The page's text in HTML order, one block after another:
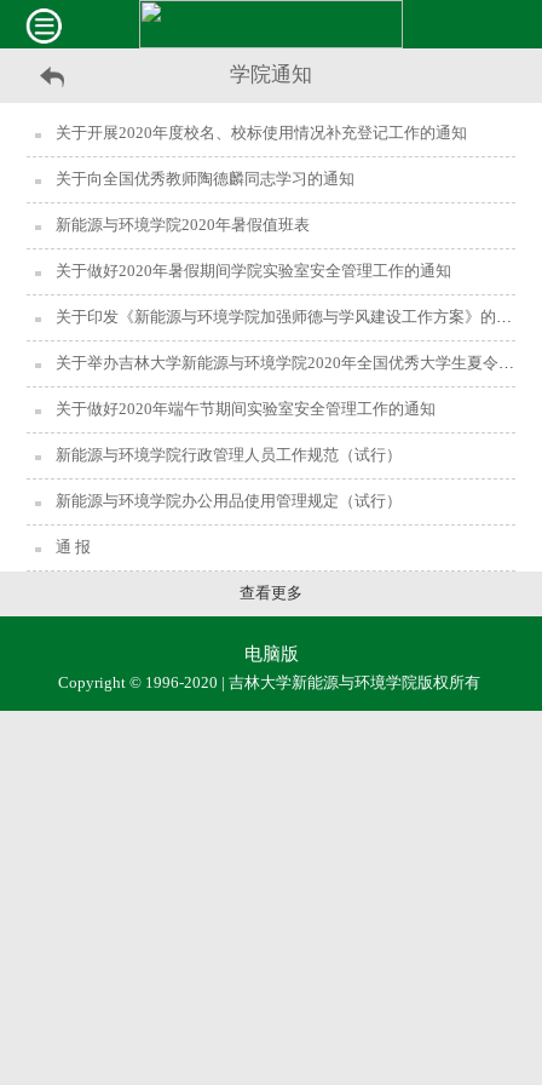
学院通知
关于开展2020年度校名、校标使用情况补充登记工作的通知
关于向全国优秀教师陶德麟同志学习的通知
新能源与环境学院2020年暑假值班表
关于做好2020年暑假期间学院实验室安全管理工作的通知
关于印发《新能源与环境学院加强师德与学风建设工作方案》的通知
关于举办吉林大学新能源与环境学院2020年全国优秀大学生夏令营活动的通知
关于做好2020年端午节期间实验室安全管理工作的通知
新能源与环境学院行政管理人员工作规范（试行）
新能源与环境学院办公用品使用管理规定（试行）
通 报
查看更多
电脑版
Copyright © 1996-2020 | 吉林大学新能源与环境学院版权所有